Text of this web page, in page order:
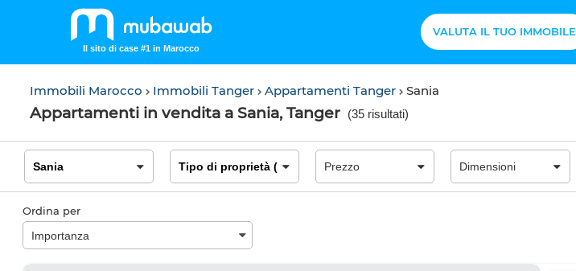
Il sito di case #1 in Marocco
VALUTA IL TUO IMMOBILE
Immobili Marocco Immobili Tanger Appartamenti Tanger Sania
Appartamenti in vendita a Sania, Tanger (35 risultati)
Ordina per